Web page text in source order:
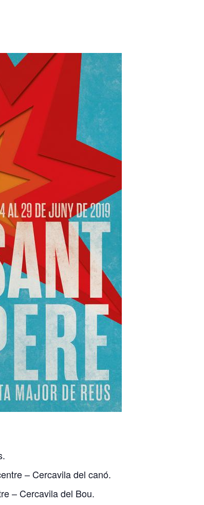
– Cercavila del canó.
– Cercavila del Bou.